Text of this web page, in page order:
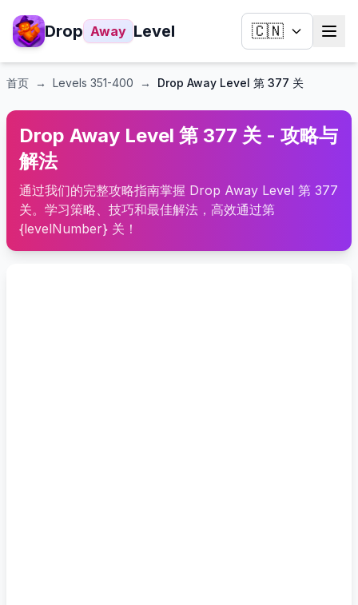
Drop Away Level 🇨🇳
首页 → Levels 351-400 → Drop Away Level 第 377 关
Drop Away Level 第 377 关 - 攻略与
解法
通过我们的完整攻略指南掌握 Drop Away Level 第 377
关。学习策略、技巧和最佳解法，高效通过第
{levelNumber} 关！